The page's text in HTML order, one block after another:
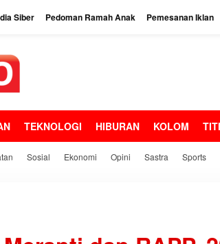
Siber Pedoman Ramah Anak Pemesanan Iklan
TEKNOLOGI HIBURAN KOLOM
Sosial Ekonomi Opini Sastra Sports